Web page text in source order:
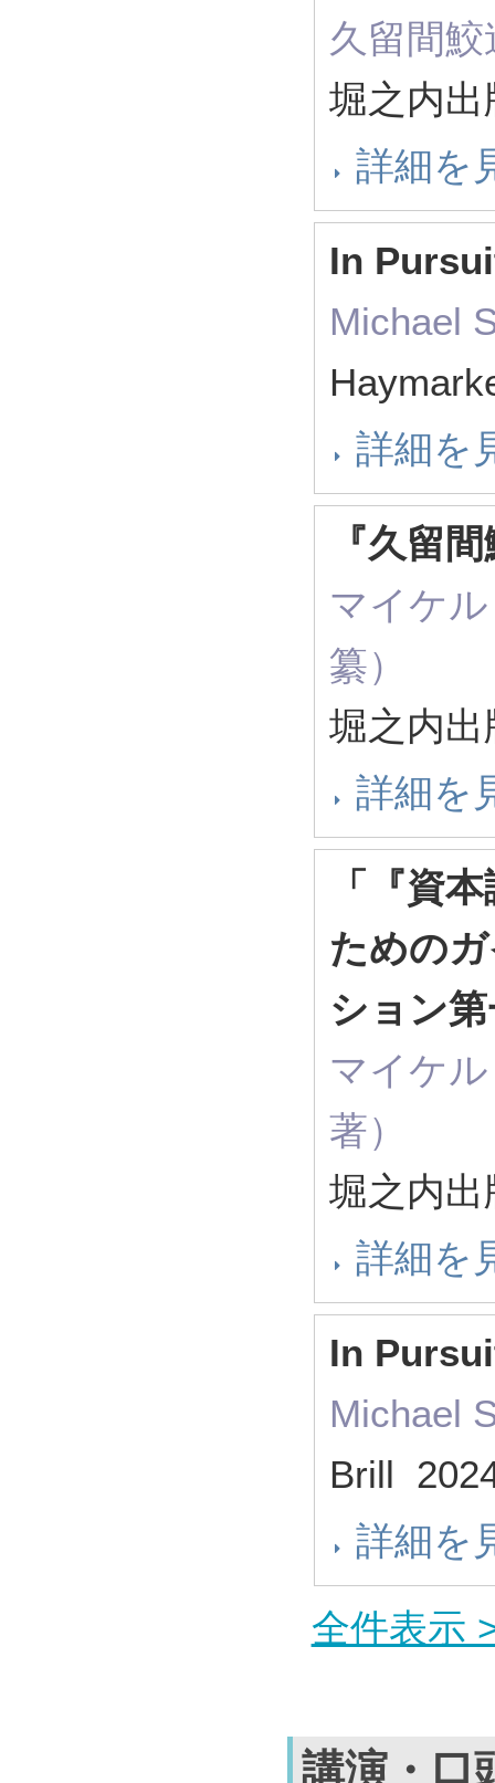
久留間
堀之内
詳細を
In
Michael
詳細を
『久留
マイケ
纂）
堀之内
詳細を
「『資
ための
ション
マイケ
著）
堀之内
詳細を
In
Michael
Brill
詳細を
全件表示
講演・口